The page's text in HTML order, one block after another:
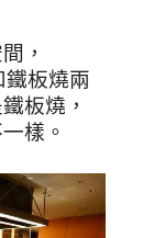
，
鐵板燒兩
板燒，
樣。